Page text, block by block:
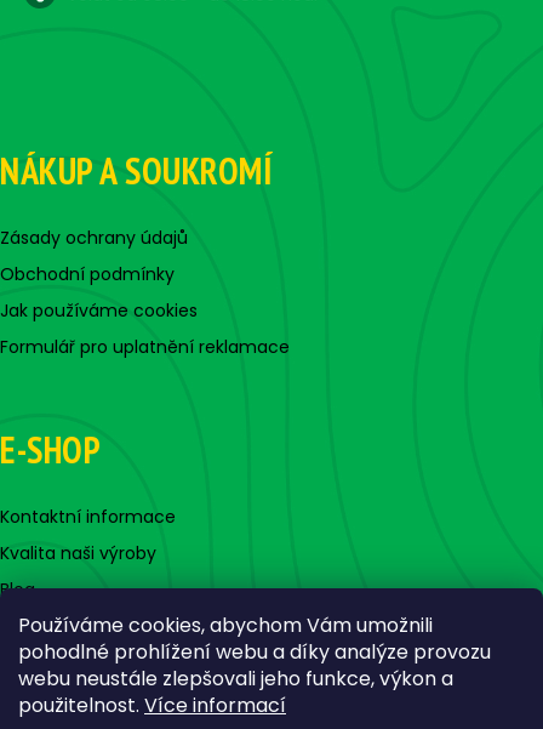
Používáme cookies, abychom Vám umožnili
pohodlné prohlížení webu a díky analýze provozu
webu neustále zlepšovali jeho funkce, výkon a
použitelnost. Více informací
NÁKUP A SOUKROMÍ
Zásady ochrany údajů
Obchodní podmínky
Jak používáme cookies
Formulář pro uplatnění reklamace
E-SHOP
Kontaktní informace
Kvalita naši výroby
Blog